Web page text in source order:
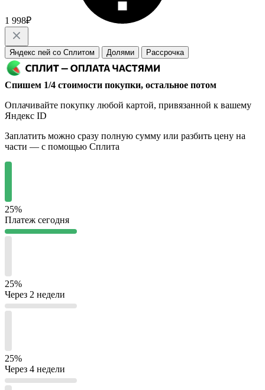
1 998₽
Яндекс пей со Сплитом Долями Рассрочка
Спишем 1/4 стоимости покупки, остальное потом
Оплачивайте покупку любой картой, привязанной к вашему
Яндекс ID
Заплатить можно сразу полную сумму или разбить цену на
части — с помощью Сплита
25%
Платеж сегодня
25%
Через 2 недели
25%
Через 4 недели